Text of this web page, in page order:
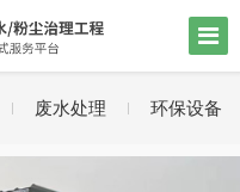
废水处理 环保设备